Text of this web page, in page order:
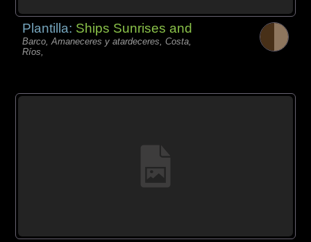
Plantilla: Ships Sunrises and
Barco, Amaneceres y atardeceres, Costa,
Ríos,